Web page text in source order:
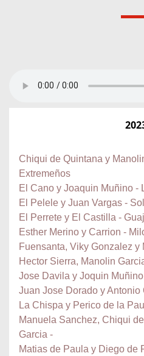
Chiqui de Quintana y
Extremeños
El Cano y Joaquin Muñino -
El Pelele y Juan Vargas -
El Perrete y El Castilla -
Esther Merino y Carrion -
Fuensanta, Viky Gonzalez y
Hector Sierra, Manolin
Jose Davila y Joquin
Juan Jose Dorado y
La Chispa y Perico de la
Manuela Sanchez, Chiqui
Garcia -
Matias de Paula y Diego de